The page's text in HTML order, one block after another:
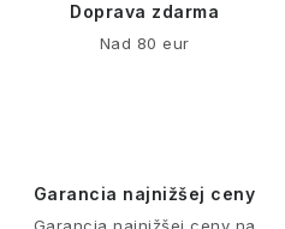
Doprava zdarma
Nad 80 eur
Garancia najnižšej ceny
Garancia najnižšej ceny na